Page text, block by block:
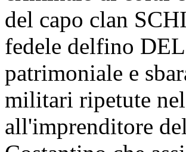
del capo clan
fedele delfino
patrimoniale e
militari ripetute
all'imprenditore